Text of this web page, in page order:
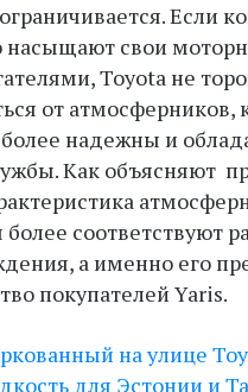
Если
насыщают свои
Toyota не
от атмосферников,
более надежны и
Как объясняют
более соответствуют
а именно его
покупателей Yaris.